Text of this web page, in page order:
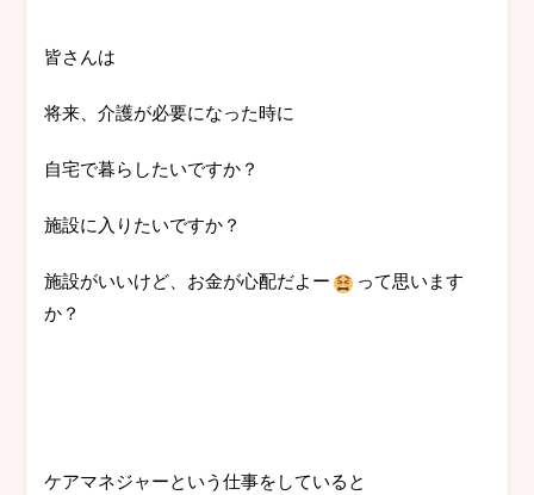
皆さんは
将来、介護が必要になった時に
自宅で暮らしたいですか？
施設に入りたいですか？
施設がいいけど、お金が心配だよー
って思います
か？
ケアマネジャーという仕事をしていると